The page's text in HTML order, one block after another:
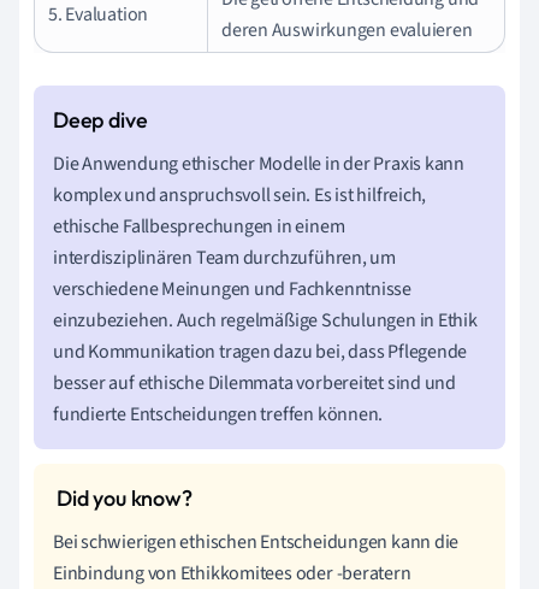
5. Evaluation
deren Auswirkungen evaluieren
Die Anwendung ethischer Modelle in der Praxis kann
komplex und anspruchsvoll sein. Es ist hilfreich,
ethische Fallbesprechungen in einem
interdisziplinären Team durchzuführen, um
verschiedene Meinungen und Fachkenntnisse
einzubeziehen. Auch regelmäßige Schulungen in Ethik
und Kommunikation tragen dazu bei, dass Pflegende
besser auf ethische Dilemmata vorbereitet sind und
fundierte Entscheidungen treffen können.
Bei schwierigen ethischen Entscheidungen kann die
Einbindung von Ethikkomitees oder -beratern